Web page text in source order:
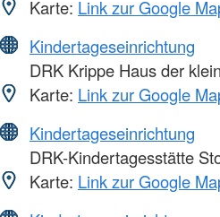
Karte: Link zur Google
Kindertageseinrichtung
DRK Krippe Haus der
Karte: Link zur Google
Kindertageseinrichtung
DRK-Kindertagesstätte
Karte: Link zur Google